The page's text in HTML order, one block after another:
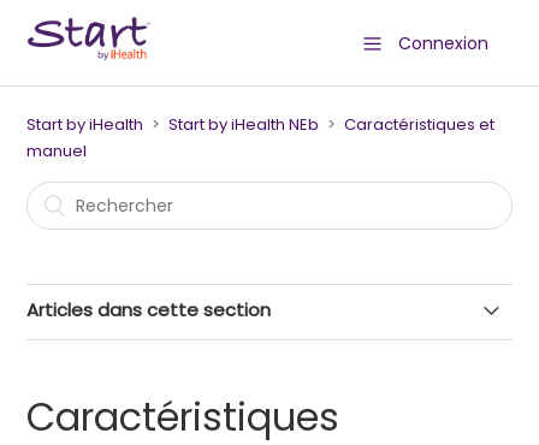
Connexion
Start by iHealth Start by iHealth NEb
Caractéristiques et
manuel
Articles dans cette section
Manuel d'utilisation
Caractéristiques